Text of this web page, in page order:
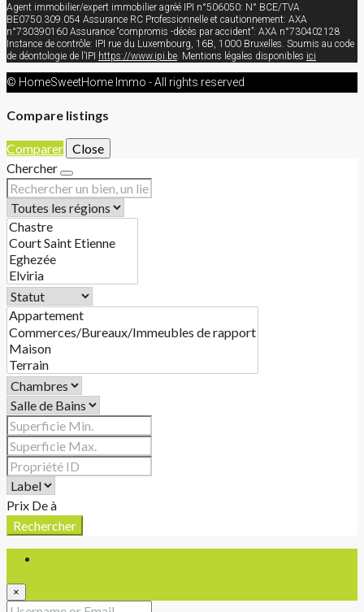
Agent immobilier/expert immobilier agréé IPI n°506050: N° BCE/TVA
BE0750.309.054 Assurance RC Professionnelle et cautionnement: AXA
n°730390160 Assurance “compromis -décès par accident”: AXA n°730402128
Instance de contrôle: IPI rue du Luxembourg, 16B, 1000 Bruxelles. Soumis au code
de déontologie de l’IPI https://www.ipi.be . Mentions légales disponibles ici
© HomeSweetHome Immo - All rights reserved
Compare listings
Comparer Close
Chercher
Prix Deà
Rechercher
×